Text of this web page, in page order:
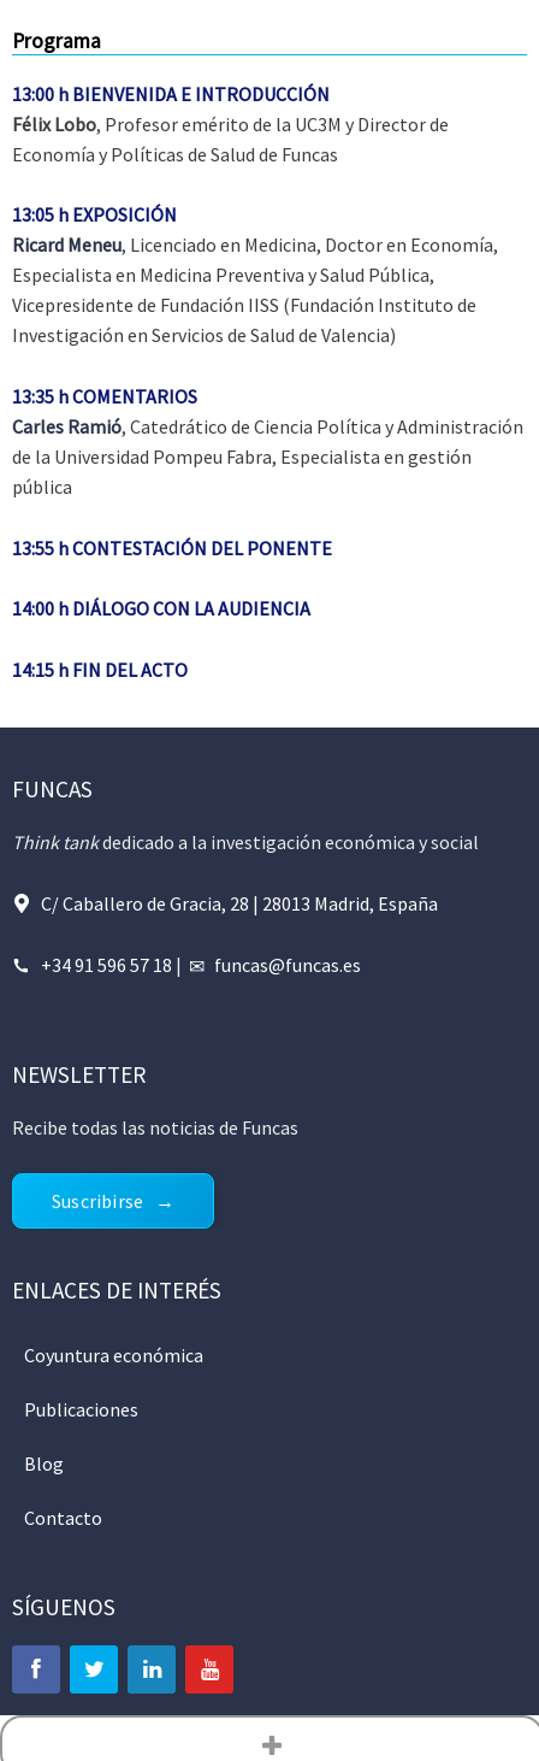
Programa
13:00 h BIENVENIDA E INTRODUCCIÓN
Félix Lobo, Profesor emérito de la UC3M y Director de
Economía y Políticas de Salud de Funcas
13:05 h EXPOSICIÓN
Ricard Meneu, Licenciado en Medicina, Doctor en Economía,
Especialista en Medicina Preventiva y Salud Pública,
Vicepresidente de Fundación IISS (Fundación Instituto de
Investigación en Servicios de Salud de Valencia)
13:35 h COMENTARIOS
Carles Ramió, Catedrático de Ciencia Política y Administración
de la Universidad Pompeu Fabra, Especialista en gestión
pública
13:55 h CONTESTACIÓN DEL PONENTE
14:00 h DIÁLOGO CON LA AUDIENCIA
14:15 h FIN DEL ACTO
FUNCAS
Think tankdedicado a la investigación económica y social
C/ Caballero de Gracia, 28 | 28013 Madrid, España
+34 91 596 57 18 | funcas@funcas.es
NEWSLETTER
Recibe todas las noticias de Funcas
Suscribirse
ENLACES DE INTERÉS
Coyuntura económica
Publicaciones
Blog
Contacto
SÍGUENOS
Política de privacidad